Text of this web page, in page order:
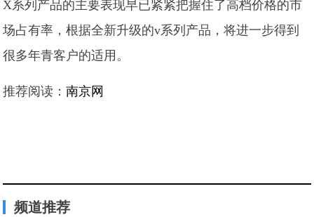
X系列产品的主要表现早已紧紧把握住了高档价格的市
场占有率，根据全新升级的v系列产品，将进一步得到
很多年青客户的适用。
推荐阅读：南京网
频道推荐